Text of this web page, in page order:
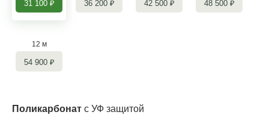
31 100₽ 36 200₽ 42 500₽ 48 500₽
12 м
54 900₽
Поликарбонат с УФ защитой